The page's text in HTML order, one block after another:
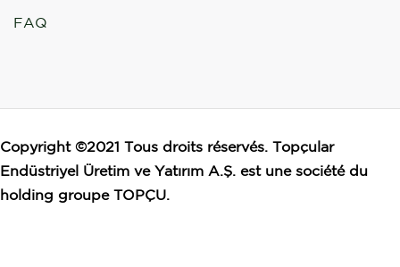
FAQ
Copyright ©2021 Tous droits réservés. Topçular
Endüstriyel Üretim ve Yatırım A.Ş. est une société du
holding groupe TOPÇU.